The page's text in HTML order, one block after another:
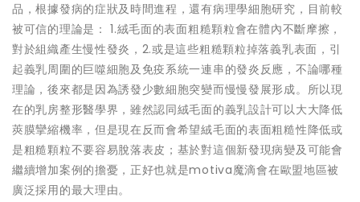
品，根據發病的症狀及時間進程，還有病理學細胞研究，目前較
被可信的理論是： 1.絨毛面的表面粗糙顆粒會在體內不斷摩擦，
對於組織產生慢性發炎，2.或是這些粗糙顆粒掉落義乳表面，引
起義乳周圍的巨噬細胞及免疫系統一連串的發炎反應，不論哪種
理論，後來都是因為誘發少數細胞突變而慢慢發展形成。所以現
在的乳房整形醫學界，雖然認同絨毛面的義乳設計可以大大降低
莢膜攣縮機率，但是現在反而會希望絨毛面的表面粗糙性降低或
是粗糙顆粒不要容易脫落表皮；基於對這個新發現病變及可能會
繼續增加案例的擔憂，正好也就是motiva魔滴會在歐盟地區被
廣泛採用的最大理由。